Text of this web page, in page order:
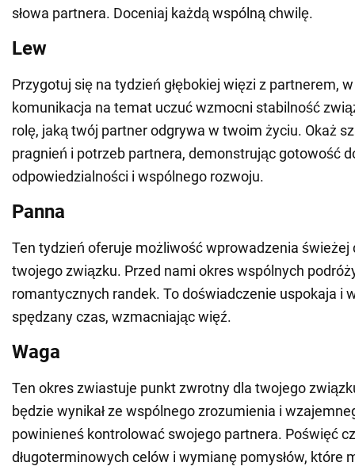
słowa partnera. Doceniaj każdą wspólną chwilę.
Lew
Przygotuj się na tydzień głębokiej więzi z partnerem,
komunikacja na temat uczuć wzmocni stabilność
rolę, jaką twój partner odgrywa w twoim życiu. Okaż
pragnień i potrzeb partnera, demonstrując gotowość
odpowiedzialności i wspólnego rozwoju.
Panna
Ten tydzień oferuje możliwość wprowadzenia świeżej
twojego związku. Przed nami okres wspólnych
romantycznych randek. To doświadczenie uspokaja i
spędzany czas, wzmacniając więź.
Waga
Ten okres zwiastuje punkt zwrotny dla twojego
będzie wynikał ze wspólnego zrozumienia i
powinieneś kontrolować swojego partnera. Poświęć
długoterminowych celów i wymianę pomysłów, które